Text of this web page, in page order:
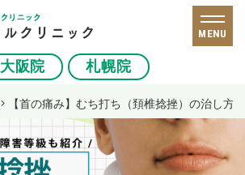
大阪院 札幌院
MENU
【首の痛み】むち打ち（頚椎捻挫）の治し方